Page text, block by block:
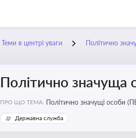
Теми в центрі уваги Політично
Політично значуща
ПРО ЩО ТЕМА: Політично значущі особи
Державна служба